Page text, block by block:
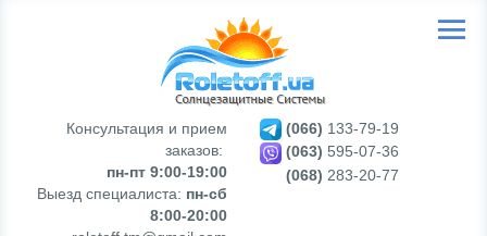
Консультация и прием
заказов:
пн-пт 9:00-19:00
Выезд специалиста: пн-сб
8:00-20:00
(066) 133-79-19
(063) 595-07-36
(068) 283-20-77